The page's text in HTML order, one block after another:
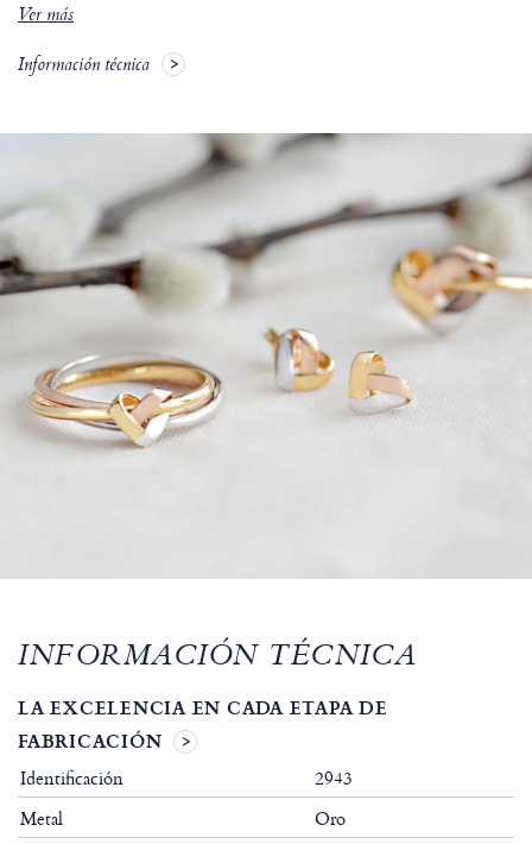
Ver más
Información técnica
INFORMACIÓN TÉCNICA
LA EXCELENCIA EN CADA ETAPA DE
FABRICACIÓN
Identificación
2943
Metal
Oro